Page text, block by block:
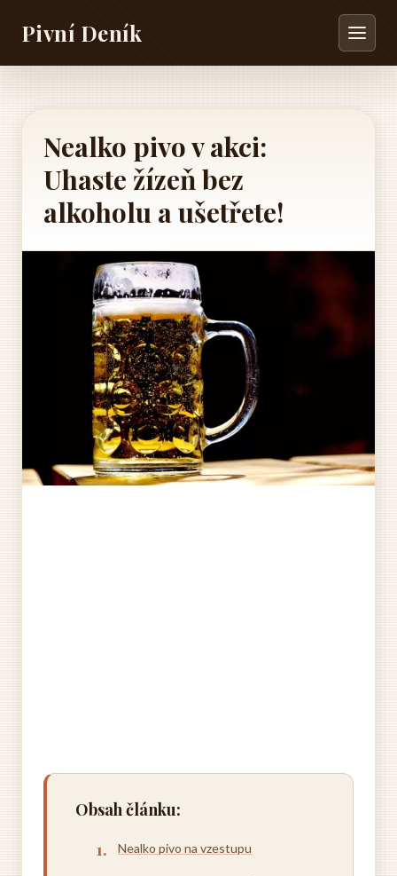
Pivní Deník
Nealko pivo v akci:
Uhaste žízeň bez
alkoholu a ušetřete!
Obsah článku:
Nealko pivo na vzestupu